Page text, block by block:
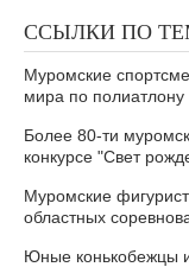
ССЫЛКИ ПО
Муромские
мира по полиатлону
Более 80-ти
конкурсе "Свет
Муромские
областных
Юные конькобежцы